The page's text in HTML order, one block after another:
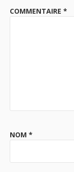
COMMENTAIRE *
NOM *